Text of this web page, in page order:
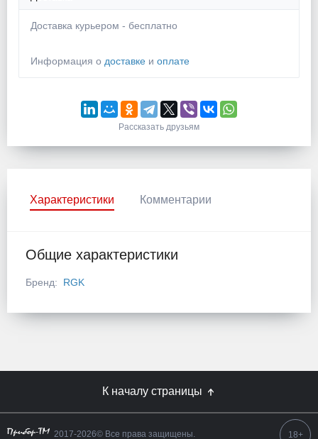
Доставка курьером - бесплатно
Информация о доставке и оплате
Рассказать друзьям
Характеристики Комментарии
Общие характеристики
Бренд: RGK
К началу страницы
2017-2026© Все права защищены. 18+